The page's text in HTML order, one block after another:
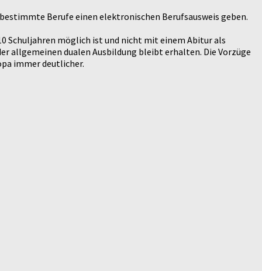
Berufe einen elektronischen Berufsausweis geben.
Schuljahren möglich ist und nicht mit einem Abitur als
allgemeinen dualen Ausbildung bleibt erhalten. Die Vorzüge
immer deutlicher.